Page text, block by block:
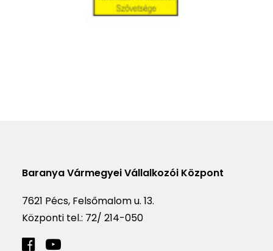
Baranya Vármegyei Vállalkozói Központ
7621 Pécs, Felsőmalom u. 13.
Központi tel.: 72/ 214-050